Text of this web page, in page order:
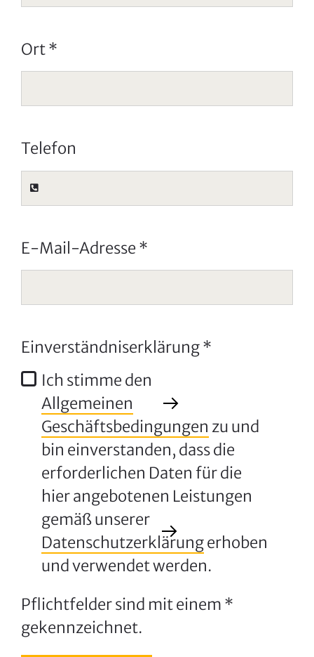
Ort*
Telefon
E‐Mail‐Adresse *
Einverständniserklärung*
Ich stimme den
Allgemeinen
Geschäftsbedingungen zu und
bin einverstanden, dass die
erforderlichen Daten für die
hier angebotenen Leistungen
gemäß unserer
Datenschutzerklärungerhoben
und verwendet werden.
Pflichtfelder sind mit einem *
gekennzeichnet.